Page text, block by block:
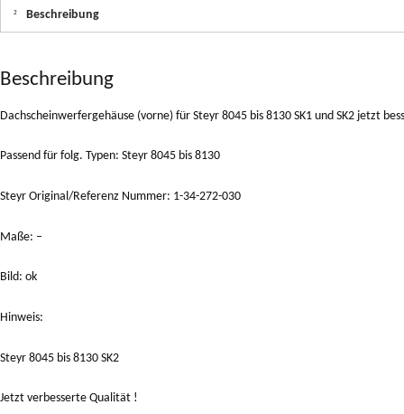
Beschreibung
Beschreibung
Dachscheinwerfergehäuse (vorne) für Steyr 8045 bis 8130 SK1 und SK2 jetzt
Passend für folg. Typen: Steyr 8045 bis 8130
Steyr Original/Referenz Nummer: 1-34-272-030
Maße: –
Bild: ok
Hinweis:
Steyr 8045 bis 8130 SK2
Jetzt verbesserte Qualität !